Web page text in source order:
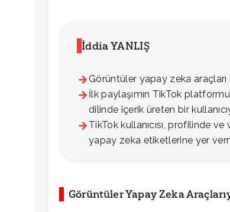
İddia YANLIŞ
Görüntüler yapay zeka araçları
İlk paylaşımın TikTok
dilinde içerik üreten bir
TikTok kullanıcısı, profilinde
yapay zeka etiketlerine yer
Görüntüler Yapay Zeka